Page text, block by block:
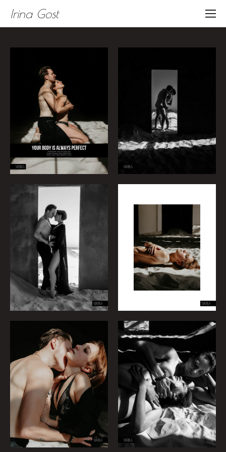
Irina Gost